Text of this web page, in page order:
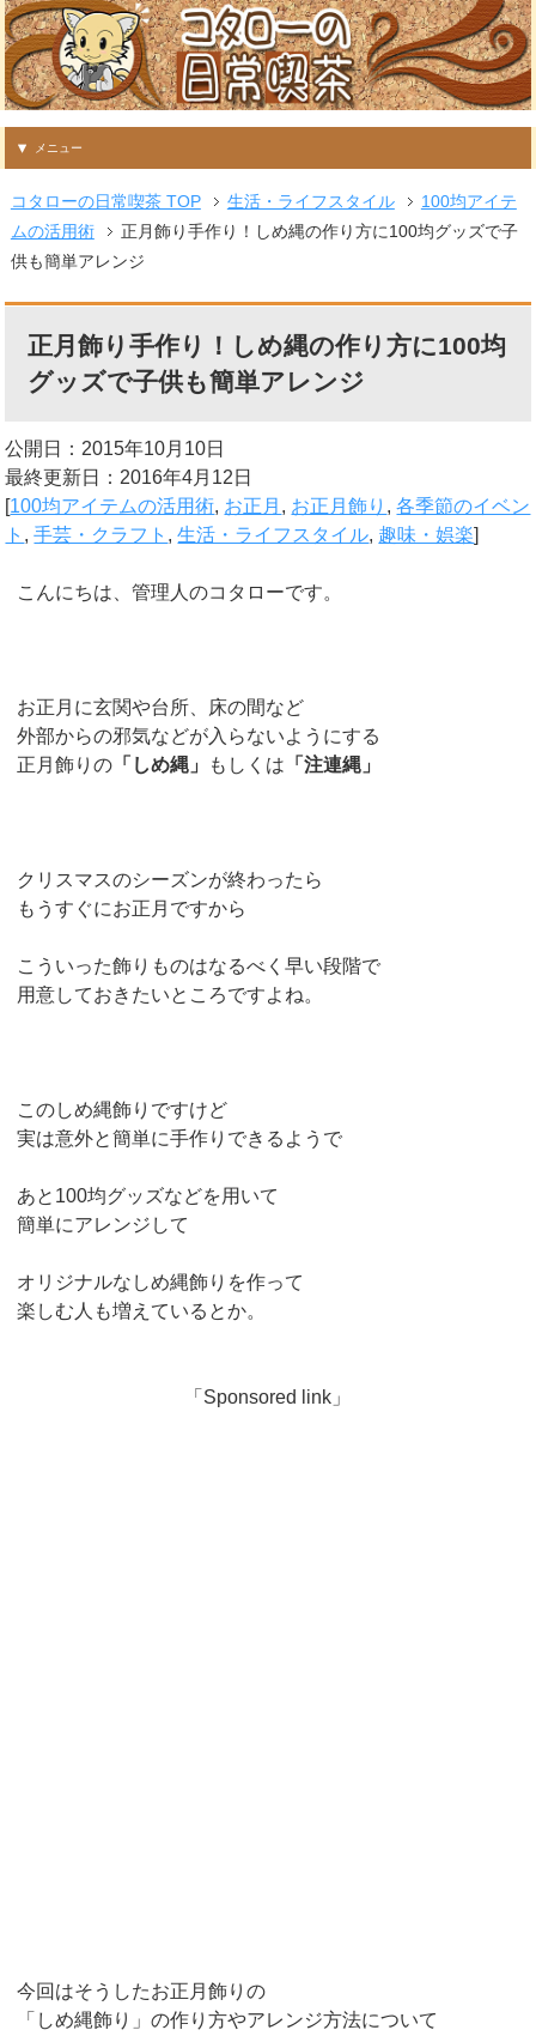
メニュー
コタローの日常喫茶 TOP 生活・ライフスタイル
100均アイテ
ムの活用術
正月飾り手作り！しめ縄の作り方に100均グッズで子
供も簡単アレンジ
正月飾り手作り！しめ縄の作り方に100均
グッズで子供も簡単アレンジ
公開日：2015年10月10日
最終更新日：2016年4月12日
[100均アイテムの活用術, お正月 , お正月飾り ,各季節のイベン
ト ,手芸・クラフト ,生活・ライフスタイル, 趣味・娯楽]
こんにちは、管理人のコタローです。
お正月に玄関や台所、床の間など
外部からの邪気などが入らないようにする
正月飾りの 「しめ縄」 もしくは 「注連縄」
クリスマスのシーズンが終わったら
もうすぐにお正月ですから
こういった飾りものはなるべく早い段階で
用意しておきたいところですよね。
このしめ縄飾りですけど
実は意外と簡単に手作りできるようで
あと100均グッズなどを用いて
簡単にアレンジして
オリジナルなしめ縄飾りを作って
楽しむ人も増えているとか。
「Sponsored link」
今回はそうしたお正月飾りの
「しめ縄飾り」の作り方やアレンジ方法について